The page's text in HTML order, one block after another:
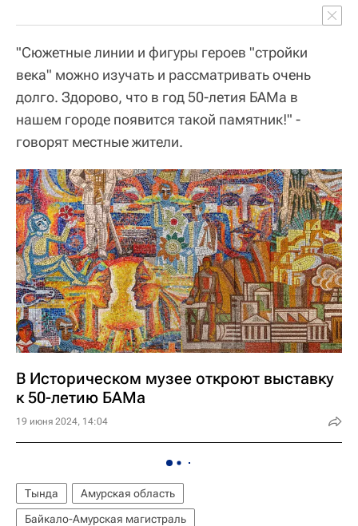
"Сюжетные линии и фигуры героев "стройки
века" можно изучать и рассматривать очень
долго. Здорово, что в год 50-летия БАМа в
нашем городе появится такой памятник!" -
говорят местные жители.
В Историческом музее откроют выставку
к 50-летию БАМа
19 июня 2024, 14:04
Тында
Амурская область
Байкало-Амурская магистраль